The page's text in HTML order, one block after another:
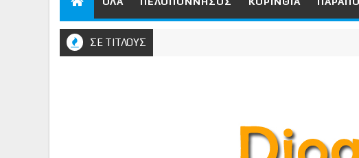
ΣΕ ΤΙΤΛΟΥΣ